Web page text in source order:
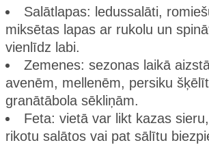
Salātlapas: ledussalāti,
miksētas lapas ar rukolu un
vienlīdz labi.
Zemenes: sezonas laikā
avenēm, mellenēm, persiku
granātābola sēkliņām.
Feta: vietā var likt kazas
rikotu salātos vai pat sālītu